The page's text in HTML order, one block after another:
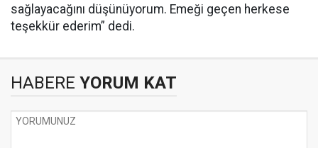
sağlayacağını düşünüyorum. Emeği geçen herkese
teşekkür ederim” dedi.
HABERE YORUM KAT